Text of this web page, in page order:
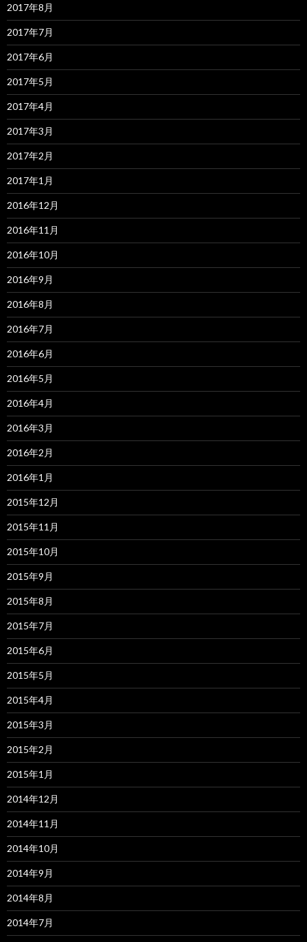
2017年8月
2017年7月
2017年6月
2017年5月
2017年4月
2017年3月
2017年2月
2017年1月
2016年12月
2016年11月
2016年10月
2016年9月
2016年8月
2016年7月
2016年6月
2016年5月
2016年4月
2016年3月
2016年2月
2016年1月
2015年12月
2015年11月
2015年10月
2015年9月
2015年8月
2015年7月
2015年6月
2015年5月
2015年4月
2015年3月
2015年2月
2015年1月
2014年12月
2014年11月
2014年10月
2014年9月
2014年8月
2014年7月